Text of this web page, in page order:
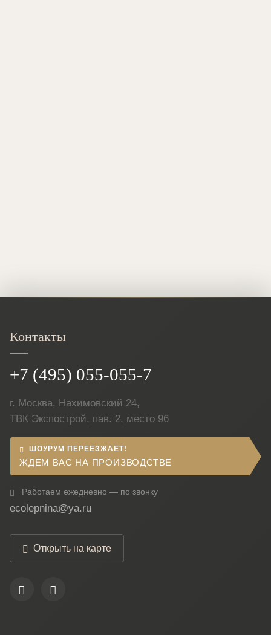
Контакты
+7 (495) 055-055-7
г. Москва, Нахимовский 24,
ТВК Экспострой, пав. 2, место 96
ШОУРУМ ПЕРЕЕЗЖАЕТ!
ЖДЕМ ВАС НА ПРОИЗВОДСТВЕ
Работаем ежедневно — по звонку
ecolepnina@ya.ru
Открыть на карте